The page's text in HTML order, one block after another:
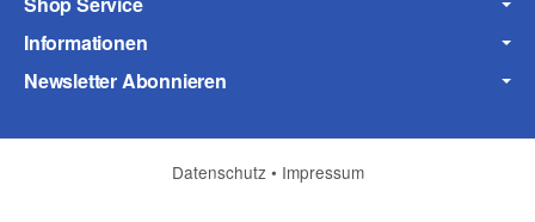
Fax
Informationen
Newsletter Abonnieren
Datenschutz • Impressum